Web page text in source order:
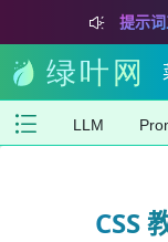
提示
LLM
CSS